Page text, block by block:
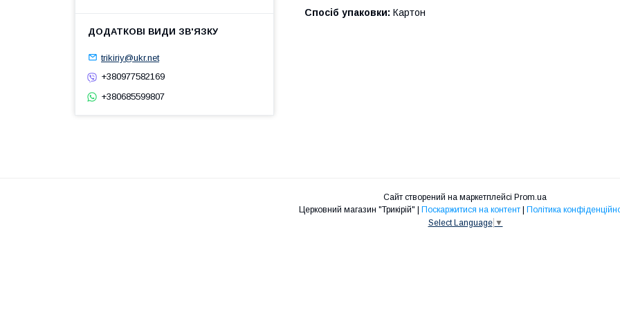
Спосіб упаковки: Картон
trikiriy@ukr.net
+380977582169
+380685599807
Сайт створений на маркетплейсі Prom.ua
Поскаржитися на контент
Політика
Select Language ▼